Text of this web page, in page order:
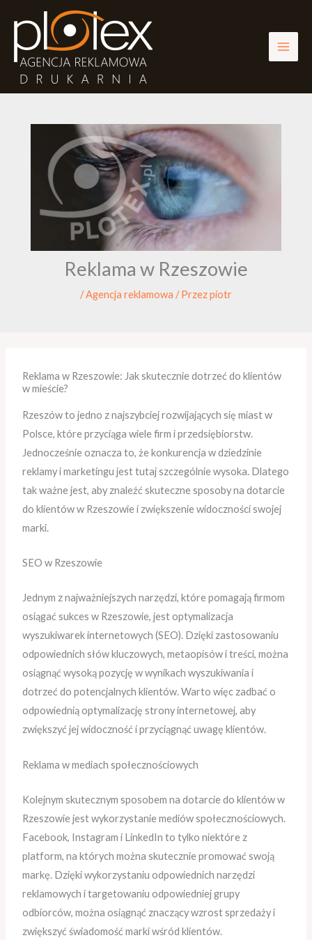
treści
Reklama w Rzeszowie
/Agencja reklamowa / Przezpiotr
Reklama w Rzeszowie: Jak skutecznie dotrzeć do klientów
w mieście?
Rzeszów to jedno z najszybciej rozwijających się miast w
Polsce, które przyciąga wiele firm i przedsiębiorstw.
Jednocześnie oznacza to, że konkurencja w dziedzinie
reklamy i marketingu jest tutaj szczególnie wysoka. Dlatego
tak ważne jest, aby znaleźć skuteczne sposoby na dotarcie
do klientów w Rzeszowie i zwiększenie widoczności swojej
marki.
SEO w Rzeszowie
Jednym z najważniejszych narzędzi, które pomagają firmom
osiągać sukces w Rzeszowie, jest optymalizacja
wyszukiwarek internetowych (SEO). Dzięki zastosowaniu
odpowiednich słów kluczowych, metaopisów i treści, można
osiągnąć wysoką pozycję w wynikach wyszukiwania i
dotrzeć do potencjalnych klientów. Warto więc zadbać o
odpowiednią optymalizację strony internetowej, aby
zwiększyć jej widoczność i przyciągnąć uwagę klientów.
Reklama w mediach społecznościowych
Kolejnym skutecznym sposobem na dotarcie do klientów w
Rzeszowie jest wykorzystanie mediów społecznościowych.
Facebook, Instagram i LinkedIn to tylko niektóre z
platform, na których można skutecznie promować swoją
markę. Dzięki wykorzystaniu odpowiednich narzędzi
reklamowych i targetowaniu odpowiedniej grupy
odbiorców, można osiągnąć znaczący wzrost sprzedaży i
zwiększyć świadomość marki wśród klientów.